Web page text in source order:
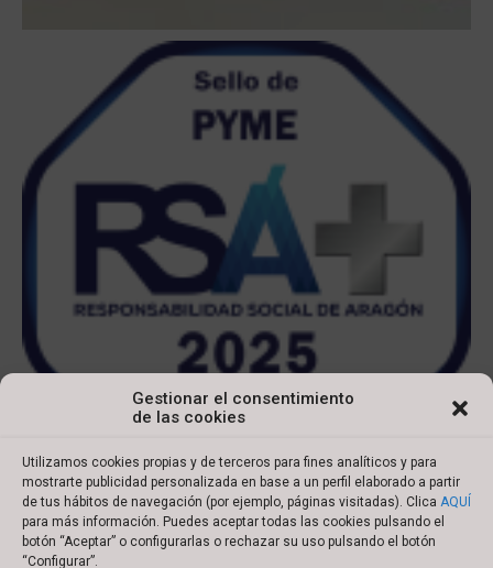
Gestionar el consentimiento
de las cookies
Utilizamos cookies propias y de terceros para fines analíticos y para
mostrarte publicidad personalizada en base a un perfil elaborado a partir
de tus hábitos de navegación (por ejemplo, páginas visitadas). Clica AQUÍ
para más información. Puedes aceptar todas las cookies pulsando el
botón “Aceptar” o configurarlas o rechazar su uso pulsando el botón
“Configurar”.
Copyright © 2022 Ibersyd